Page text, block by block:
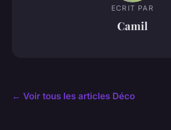
ECRIT PAR
Camil
← Voir tous les articles Déco